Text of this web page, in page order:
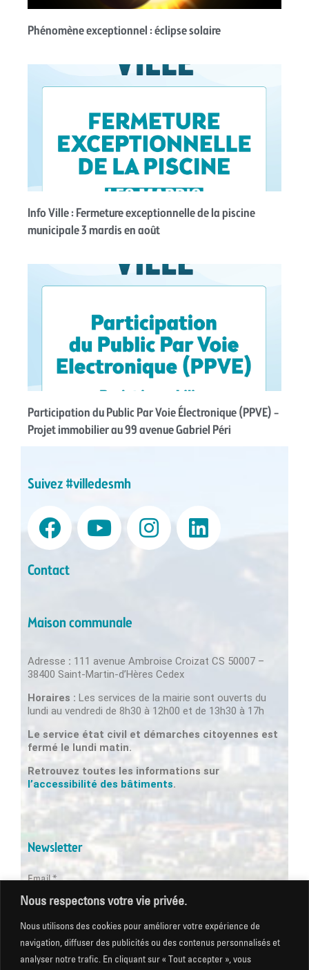
Nous respectons votre vie privée.
Nous utilisons des cookies pour améliorer votre expérience de
navigation, diffuser des publicités ou des contenus personnalisés et
analyser notre trafic. En cliquant sur « Tout accepter », vous
Phénomène exceptionnel : éclipse solaire
Info Ville : Fermeture exceptionnelle de la piscine
municipale 3 mardis en août
Participation du Public Par Voie Électronique (PPVE) –
Projet immobilier au 99 avenue Gabriel Péri
Suivez #villedesmh
Contact
Maison communale
Adresse : 111 avenue Ambroise Croizat CS 50007 –
38400 Saint-Martin-d’Hères Cedex
Horaires : Les services de la mairie sont ouverts du
lundi au vendredi de 8h30 à 12h00 et de 13h30 à 17h
Le service état civil et démarches citoyennes est
fermé le lundi matin.
Retrouvez toutes les informations sur
l’accessibilité des bâtiments.
Newsletter
Email *
Les champs suivis d'une * sont obligatoires